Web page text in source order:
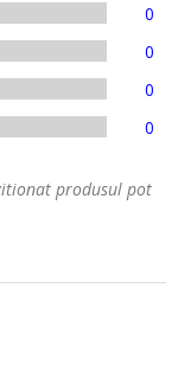
0
0
0
0
produsul pot